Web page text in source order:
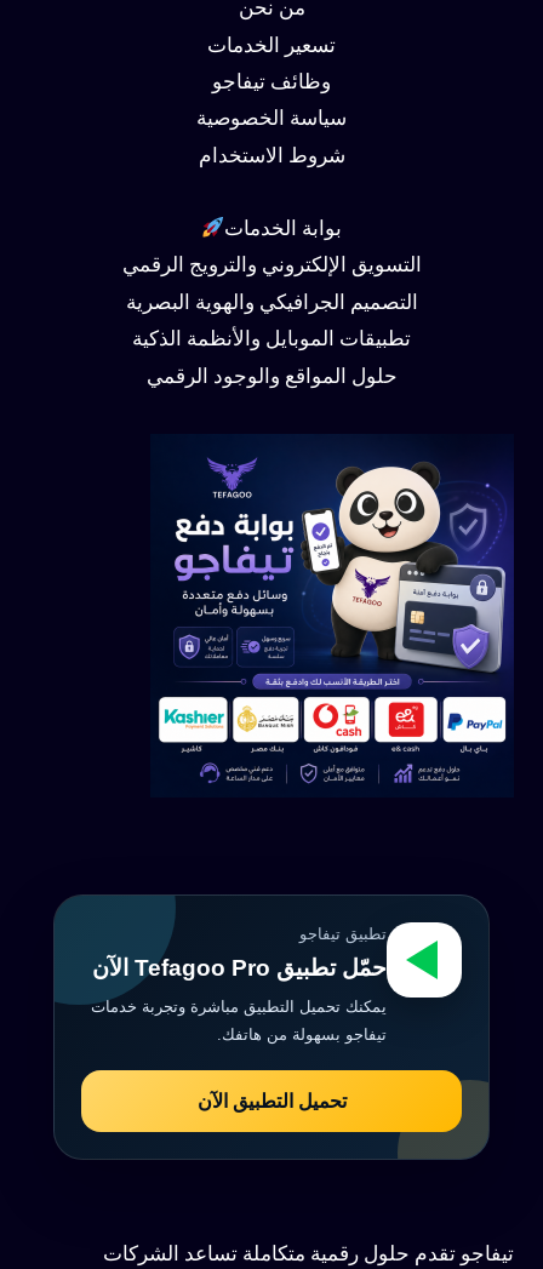
من نحن
تسعير الخدمات
وظائف تيفاجو
سياسة الخصوصية
شروط الاستخدام
بوابة الخدمات
التسويق الإلكتروني والترويج الرقمي
التصميم الجرافيكي والهوية البصرية
تطبيقات الموبايل والأنظمة الذكية
حلول المواقع والوجود الرقمي
تطبيق تيفاجو
حمّل تطبيق Tefagoo Pro الآن
يمكنك تحميل التطبيق مباشرة وتجربة خدمات
تيفاجو بسهولة من هاتفك.
تحميل التطبيق الآن
تيفاجو تقدم حلول رقمية متكاملة تساعد الشركات